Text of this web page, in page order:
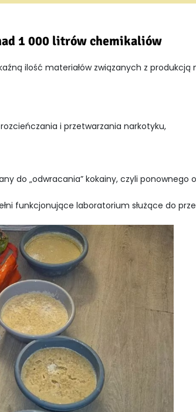
1 000 litrów chemikaliów
ilość materiałów związanych z produkcją
i przetwarzania narkotyku,
do „odwracania” kokainy, czyli ponownego
funkcjonujące laboratorium służące do